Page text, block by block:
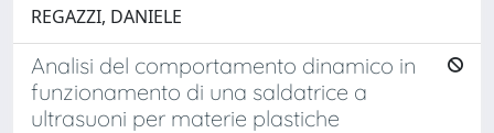
REGAZZI, DANIELE
Analisi del comportamento dinamico in
funzionamento di una saldatrice a
ultrasuoni per materie plastiche